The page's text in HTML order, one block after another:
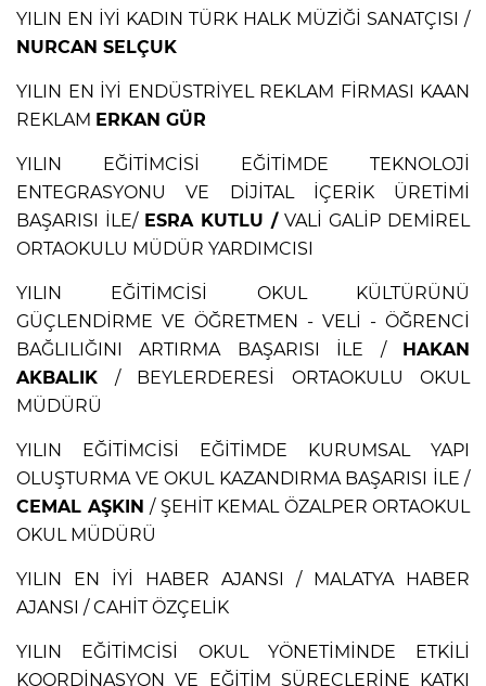
YILIN EN İYİ KADIN TÜRK HALK MÜZİĞİ SANATÇISI /
NURCAN SELÇUK
YILIN EN İYİ ENDÜSTRİYEL REKLAM FİRMASI KAAN
REKLAM ERKAN GÜR
YILIN EĞİTİMCİSİ EĞİTİMDE TEKNOLOJİ
ENTEGRASYONU VE DİJİTAL İÇERİK ÜRETİMİ
BAŞARISI İLE/ ESRA KUTLU /VALİ GALİP DEMİREL
ORTAOKULU MÜDÜR YARDIMCISI
YILIN EĞİTİMCİSİ OKUL KÜLTÜRÜNÜ
GÜÇLENDİRME VE ÖĞRETMEN - VELİ - ÖĞRENCİ
BAĞLILIĞINI ARTIRMA BAŞARISI İLE /
HAKAN
AKBALIK / BEYLERDERESİ ORTAOKULU OKUL
MÜDÜRÜ
YILIN EĞİTİMCİSİ EĞİTİMDE KURUMSAL YAPI
OLUŞTURMA VE OKUL KAZANDIRMA BAŞARISI İLE /
CEMAL AŞKIN / ŞEHİT KEMAL ÖZALPER ORTAOKUL
OKUL MÜDÜRÜ
YILIN EN İYİ HABER AJANSI / MALATYA HABER
AJANSI / CAHİT ÖZÇELİK
YILIN EĞİTİMCİSİ OKUL YÖNETİMİNDE ETKİLİ
KOORDİNASYON VE EĞİTİM SÜREÇLERİNE KATKI